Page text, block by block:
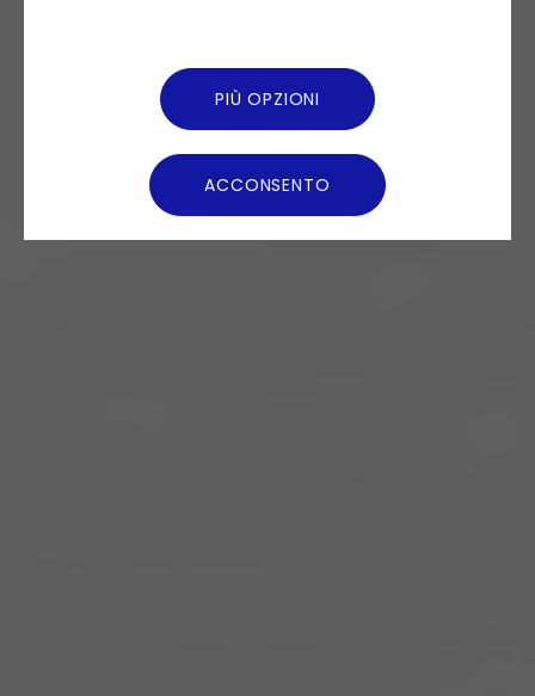
PIÙ OPZIONI
ACCONSENTO